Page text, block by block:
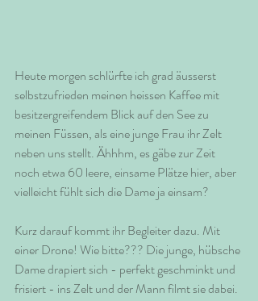
Heute morgen schlürfte ich grad äusserst
selbstzufrieden meinen heissen Kaffee mit
besitzergreifendem Blick auf den See zu
meinen Füssen, als eine junge Frau ihr Zelt
neben uns stellt. Ähhhm, es gäbe zur Zeit
noch etwa 60 leere, einsame Plätze hier, aber
vielleicht fühlt sich die Dame ja einsam?
Kurz darauf kommt ihr Begleiter dazu. Mit
einer Drone! Wie bitte??? Die junge, hübsche
Dame drapiert sich - perfekt geschminkt und
frisiert - ins Zelt und der Mann filmt sie dabei.